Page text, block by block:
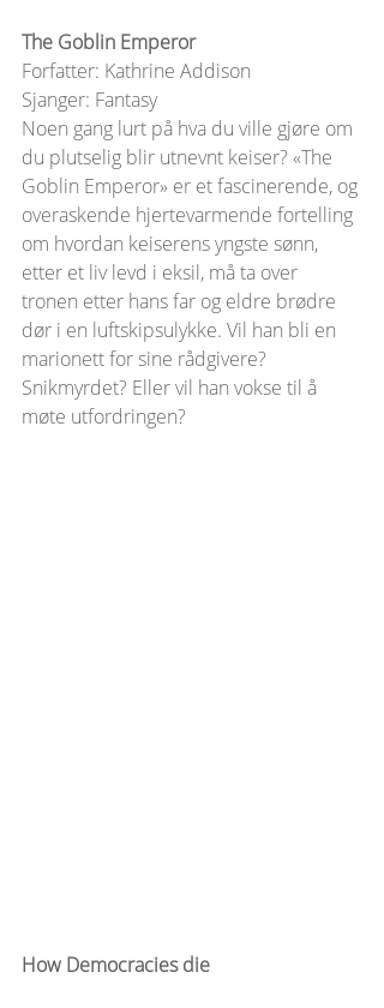
The Goblin Emperor
Forfatter: Kathrine Addison
Sjanger: Fantasy
Noen gang lurt på hva du ville gjøre om
du plutselig blir utnevnt keiser? «The
Goblin Emperor» er et fascinerende, og
overaskende hjertevarmende fortelling
om hvordan keiserens yngste sønn,
etter et liv levd i eksil, må ta over
tronen etter hans far og eldre brødre
dør i en luftskipsulykke. Vil han bli en
marionett for sine rådgivere?
Snikmyrdet? Eller vil han vokse til å
møte utfordringen?
How Democracies die